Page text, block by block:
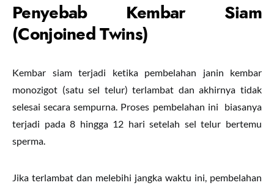
Penyebab Kembar Siam
(Conjoined Twins)
Kembar siam terjadi ketika pembelahan janin kembar
monozigot (satu sel telur) terlambat dan akhirnya tidak
selesai secara sempurna. Proses pembelahan ini biasanya
terjadi pada 8 hingga 12 hari setelah sel telur bertemu
sperma.
Jika terlambat dan melebihi jangka waktu ini, pembelahan